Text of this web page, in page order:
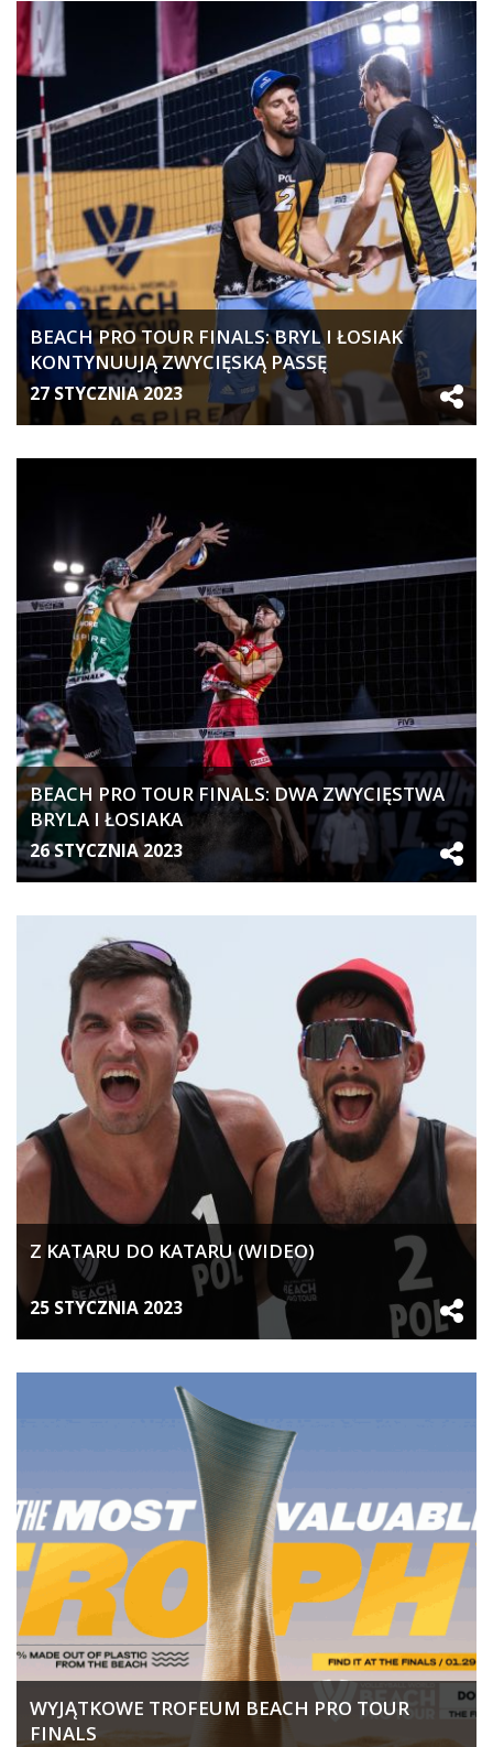
BEACH PRO TOUR FINALS: BRYL I ŁOSIAK
KONTYNUUJĄ ZWYCIĘSKĄ PASSĘ
27 STYCZNIA 2023
BEACH PRO TOUR FINALS: DWA ZWYCIĘSTWA
BRYLA I ŁOSIAKA
26 STYCZNIA 2023
Z KATARU DO KATARU (WIDEO)
25 STYCZNIA 2023
WYJĄTKOWE TROFEUM BEACH PRO TOUR
FINALS